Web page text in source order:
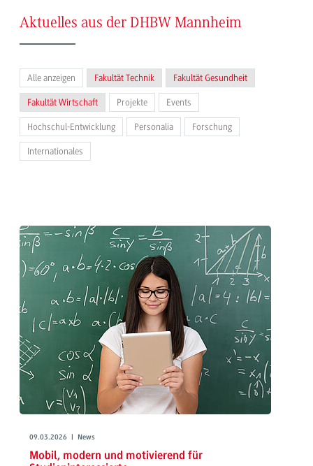
Aktuelles aus der DHBW Mannheim
Alle anzeigen Fakultät Technik Fakultät Gesundheit
Fakultät Wirtschaft Projekte Events
Hochschul-Entwicklung Personalia Forschung
Internationales
09.03.2026 | News
Mobil, modern und motivierend für